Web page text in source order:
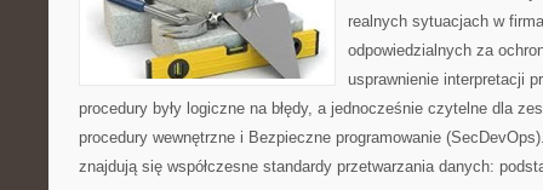
realnych sytuacjach w
odpowiedzialnych za
usprawnienie interpretacji
procedury były logiczne na błędy, a jednocześnie czytelne dla
procedury wewnętrzne i Bezpieczne programowanie
znajdują się współczesne standardy przetwarzania danych: